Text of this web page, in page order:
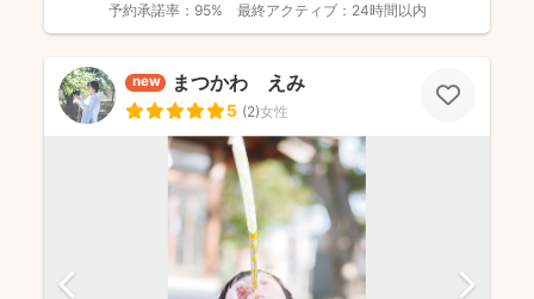
予約承諾率： 95% 最終アクティブ： 24時間以内
new まつかわ えみ
5 (2)女性